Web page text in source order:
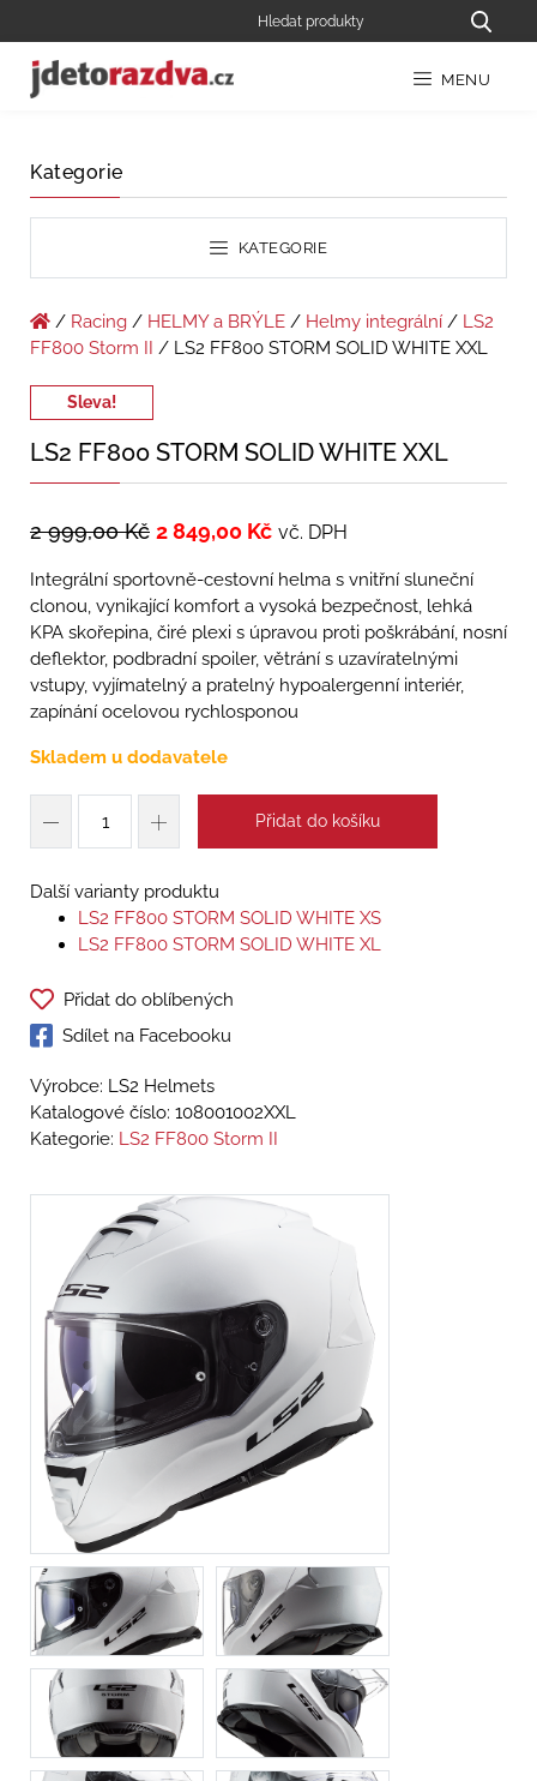
MENU
Kategorie
KATEGORIE
/ Racing / HELMY a BRÝLE / Helmy integrální / LS2
FF800 Storm II
/ LS2 FF800 STORM SOLID WHITE XXL
Sleva!
LS2 FF800 STORM SOLID WHITE XXL
2 999,00Kč 2 849,00 Kč vč. DPH
Integrální sportovně-cestovní helma s vnitřní sluneční
clonou, vynikající komfort a vysoká bezpečnost, lehká
KPA skořepina, čiré plexi s úpravou proti poškrábání, nosní
deflektor, podbradní spoiler, větrání s uzavíratelnými
vstupy, vyjímatelný a pratelný hypoalergenní interiér,
zapínání ocelovou rychlosponou
Skladem u dodavatele
Přidat do košíku
Další varianty produktu
LS2 FF800 STORM SOLID WHITE XS
LS2 FF800 STORM SOLID WHITE XL
Přidat do oblíbených
Sdílet na Facebooku
Výrobce: LS2 Helmets
Katalogové číslo: 108001002XXL
Kategorie: LS2 FF800 Storm II